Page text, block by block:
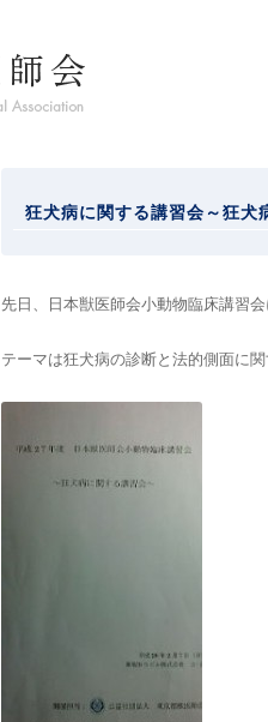
狂犬病に関する講習会～狂犬
先日、日本獣医師会小動物臨床講習
テーマは狂犬病の診断と法的側面に関